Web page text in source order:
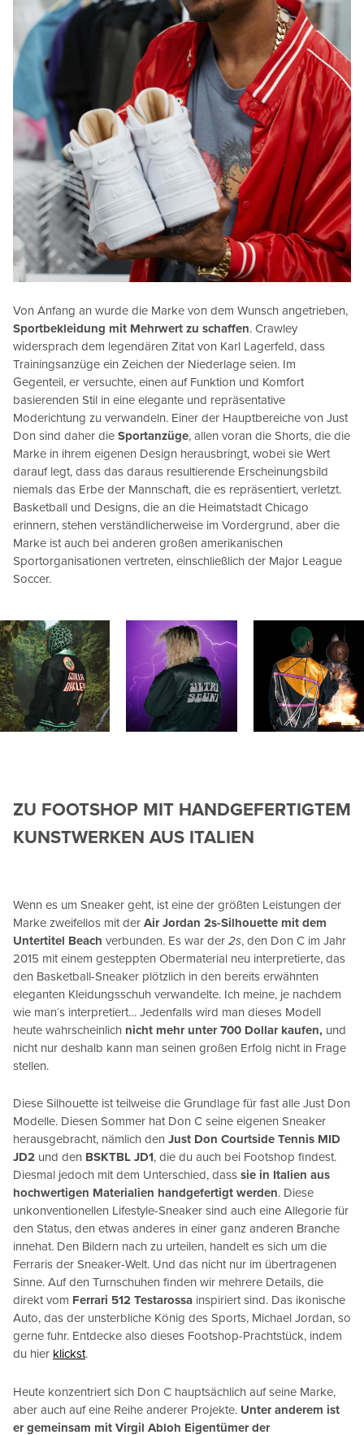
Von Anfang an wurde die Marke von dem Wunsch angetrieben,
Sportbekleidung mit Mehrwert zu schaffen. Crawley
widersprach dem legendären Zitat von Karl Lagerfeld, dass
Trainingsanzüge ein Zeichen der Niederlage seien. Im
Gegenteil, er versuchte, einen auf Funktion und Komfort
basierenden Stil in eine elegante und repräsentative
Moderichtung zu verwandeln. Einer der Hauptbereiche von Just
Don sind daher die Sportanzüge, allen voran die Shorts, die die
Marke in ihrem eigenen Design herausbringt, wobei sie Wert
darauf legt, dass das daraus resultierende Erscheinungsbild
niemals das Erbe der Mannschaft, die es repräsentiert, verletzt.
Basketball und Designs, die an die Heimatstadt Chicago
erinnern, stehen verständlicherweise im Vordergrund, aber die
Marke ist auch bei anderen großen amerikanischen
Sportorganisationen vertreten, einschließlich der Major League
Soccer.
ZU FOOTSHOP MIT HANDGEFERTIGTEM
KUNSTWERKEN AUS ITALIEN
Wenn es um Sneaker geht, ist eine der größten Leistungen der
Marke zweifellos mit der Air Jordan 2s-Silhouette mit dem
Untertitel Beach verbunden. Es war der 2s, den Don C im Jahr
2015 mit einem gesteppten Obermaterial neu interpretierte, das
den Basketball-Sneaker plötzlich in den bereits erwähnten
eleganten Kleidungsschuh verwandelte. Ich meine, je nachdem
wie man´s interpretiert… Jedenfalls wird man dieses Modell
heute wahrscheinlich nicht mehr unter 700 Dollar kaufen, und
nicht nur deshalb kann man seinen großen Erfolg nicht in Frage
stellen.
Diese Silhouette ist teilweise die Grundlage für fast alle Just Don
Modelle. Diesen Sommer hat Don C seine eigenen Sneaker
herausgebracht, nämlich den Just Don Courtside Tennis MID
JD2 und den BSKTBL JD1, die du auch bei Footshop findest.
Diesmal jedoch mit dem Unterschied, dass sie in Italien aus
hochwertigen Materialien handgefertigt werden. Diese
unkonventionellen Lifestyle-Sneaker sind auch eine Allegorie für
den Status, den etwas anderes in einer ganz anderen Branche
innehat. Den Bildern nach zu urteilen, handelt es sich um die
Ferraris der Sneaker-Welt. Und das nicht nur im übertragenen
Sinne. Auf den Turnschuhen finden wir mehrere Details, die
direkt vom Ferrari 512 Testarossa inspiriert sind. Das ikonische
Auto, das der unsterbliche König des Sports, Michael Jordan, so
gerne fuhr. Entdecke also dieses Footshop-Prachtstück, indem
du hier klickst.
Heute konzentriert sich Don C hauptsächlich auf seine Marke,
aber auch auf eine Reihe anderer Projekte. Unter anderem ist
er gemeinsam mit Virgil Abloh Eigentümer der